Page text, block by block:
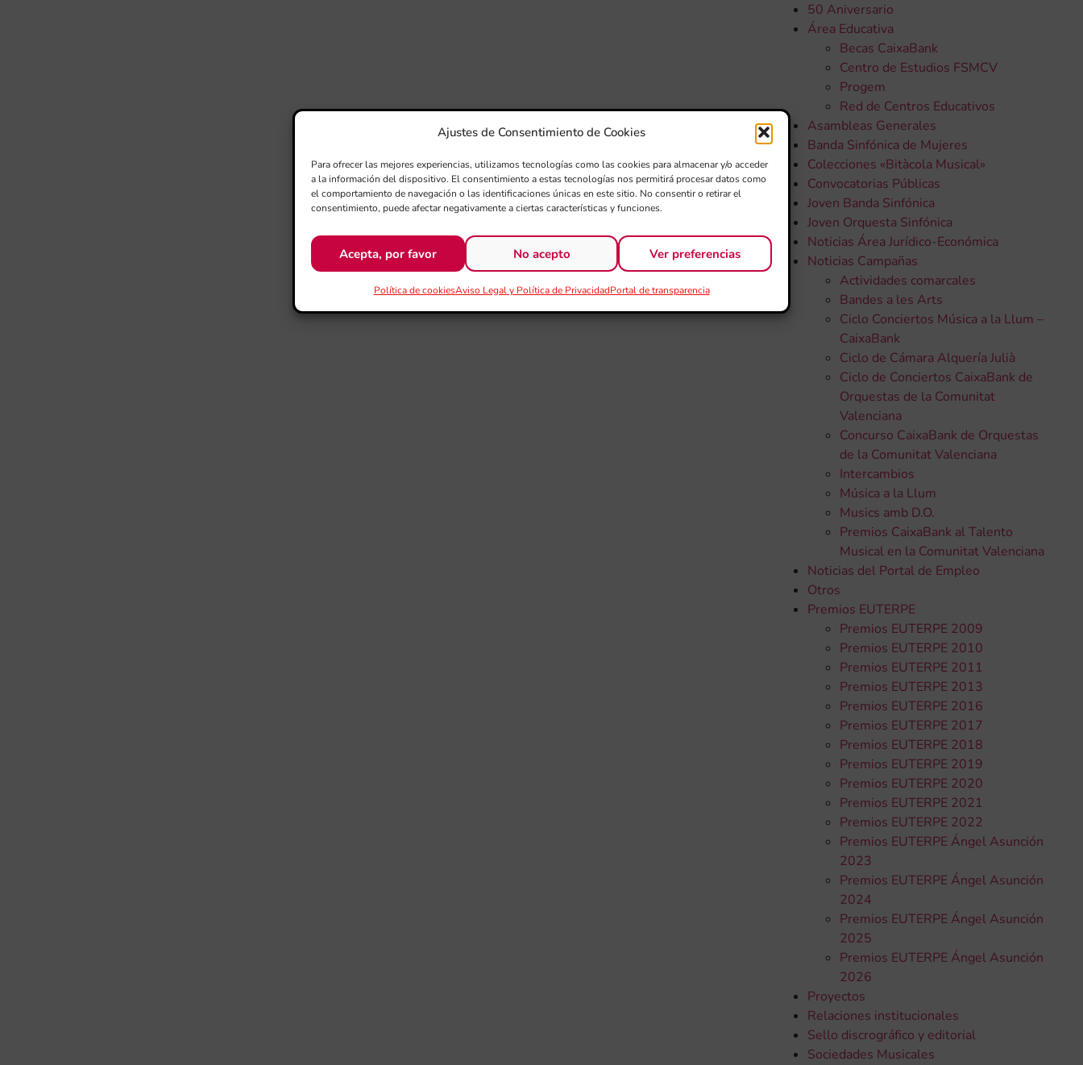
Ajustes de Consentimiento de Cookies
Para ofrecer las mejores experiencias, utilizamos tecnologías como las cookies para almacenar y/o acceder
a la información del dispositivo. El consentimiento a estas tecnologías nos permitirá procesar datos como
el comportamiento de navegación o las identificaciones únicas en este sitio. No consentir o retirar el
consentimiento, puede afectar negativamente a ciertas características y funciones.
Acepta, por favor No acepto Ver preferencias
Política de cookiesAviso Legal y Política de PrivacidadPortal de transparencia
50 Aniversario
Área Educativa
Becas CaixaBank
Centro de Estudios FSMCV
Progem
Red de Centros Educativos
Asambleas Generales
Banda Sinfónica de Mujeres
Colecciones «Bitàcola Musical»
Convocatorias Públicas
Joven Banda Sinfónica
Joven Orquesta Sinfónica
Noticias Área Jurídico-Económica
Noticias Campañas
Actividades comarcales
Bandes a les Arts
Ciclo Conciertos Música a la Llum –
CaixaBank
Ciclo de Cámara Alquería Julià
Ciclo de Conciertos CaixaBank de
Orquestas de la Comunitat
Valenciana
Concurso CaixaBank de Orquestas
de la Comunitat Valenciana
Intercambios
Música a la Llum
Musics amb D.O.
Premios CaixaBank al Talento
Musical en la Comunitat Valenciana
Noticias del Portal de Empleo
Otros
Premios EUTERPE
Premios EUTERPE 2009
Premios EUTERPE 2010
Premios EUTERPE 2011
Premios EUTERPE 2013
Premios EUTERPE 2016
Premios EUTERPE 2017
Premios EUTERPE 2018
Premios EUTERPE 2019
Premios EUTERPE 2020
Premios EUTERPE 2021
Premios EUTERPE 2022
Premios EUTERPE Ángel Asunción
2023
Premios EUTERPE Ángel Asunción
2024
Premios EUTERPE Ángel Asunción
2025
Premios EUTERPE Ángel Asunción
2026
Proyectos
Relaciones institucionales
Sello discrográfico y editorial
Sociedades Musicales